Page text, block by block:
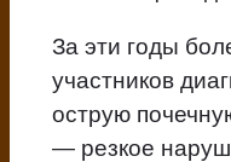
За эти годы
участников
острую
— резкое